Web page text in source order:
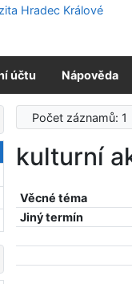
účtu Nápověda
Počet záznamů: 1
kulturní
Věcné téma
Jiný termín